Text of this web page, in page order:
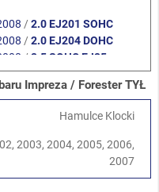
/2.0 EJ201 SOHC
/2.0 EJ204 DOHC
/ 2.5 SOHC EJ25
/2.0 XT Turbo EJ205
/2.5 XT Turbo EJ255
2.0 Diesel
2006-2014 /3.0 H6
Impreza / Forester TYŁ
Hamulce Klocki
2003, 2004, 2005, 2006,
2007